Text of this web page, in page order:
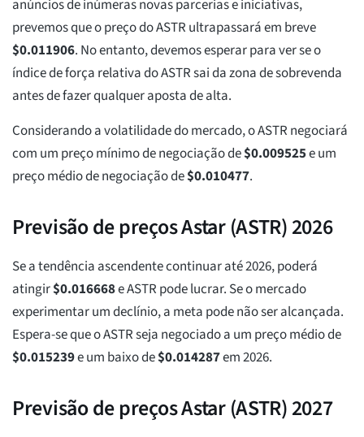
anúncios de inúmeras novas parcerias e iniciativas,
prevemos que o preço do ASTR ultrapassará em breve
$0.011906. No entanto, devemos esperar para ver se o
índice de força relativa do ASTR sai da zona de sobrevenda
antes de fazer qualquer aposta de alta.
Considerando a volatilidade do mercado, o ASTR negociará
com um preço mínimo de negociação de$0.009525e um
preço médio de negociação de$0.010477.
Previsão de preços Astar (ASTR) 2026
Se a tendência ascendente continuar até 2026, poderá
atingir$0.016668e ASTR pode lucrar. Se o mercado
experimentar um declínio, a meta pode não ser alcançada.
Espera-se que o ASTR seja negociado a um preço médio de
$0.015239e um baixo de$0.014287em 2026.
Previsão de preços Astar (ASTR) 2027